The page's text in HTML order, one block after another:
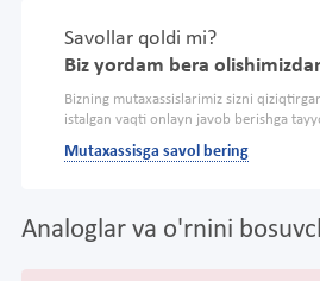
Savollar qoldi mi?
Biz yordam bera
Bizning mutaxassislarimiz sizni
istalgan vaqti onlayn javob berishga
Mutaxassisga savol bering
Analoglar va o'rnini